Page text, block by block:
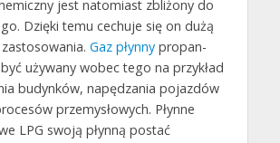
jest natomiast zbliżony do
Dzięki temu cechuje się on dużą
Gaz płynnypropan-
używany wobec tego na przykład
budynków, napędzania pojazdów
przemysłowych. Płynne
LPG swoją płynną postać